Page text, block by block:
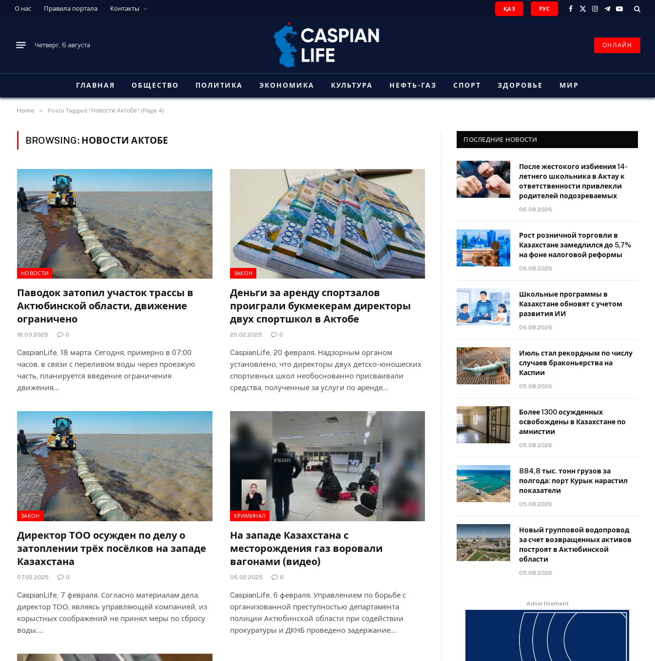
О нас Правила портала Контакты ҚАЗ РУС
Facebook
X
Instagram
Telegram
YouTube
Четверг, 6 августа ОНЛАЙН
ГЛАВНАЯ ОБЩЕСТВО ПОЛИТИКА ЭКОНОМИКА КУЛЬТУРА НЕФТЬ-ГАЗ СПОРТ ЗДОРОВЬЕ МИР
Home » Posts Tagged "Новости Актобе" (Page 4)
BROWSING: НОВОСТИ АКТОБЕ
НОВОСТИ
Паводок затопил участок трассы в
Актюбинской области, движение
ограничено
18.03.2025 0
CaspianLife, 18 марта. Сегодня, примерно в 07:00
часов, в связи с переливом воды через проезжую
часть, планируется введение ограничения
движения…
ЗАКОН
Деньги за аренду спортзалов
проиграли букмекерам директоры
двух спортшкол в Актобе
20.02.2025 0
CaspianLife, 20 февраля. Надзорным органом
установлено, что директоры двух детско-юношеских
спортивных школ необоснованно присваивали
средства, полученные за услуги по аренде…
ЗАКОН
Директор ТОО осужден по делу о
затоплении трёх посёлков на западе
Казахстана
07.02.2025 0
CaspianLife, 7 февраля. Согласно материалам дела,
директор ТОО, являясь управляющей компанией, из
корыстных соображений не принял меры по сбросу
воды.…
КРИМИНАЛ
На западе Казахстана с
месторождения газ воровали
вагонами (видео)
06.02.2025 0
CaspianLife, 6 февраля. Управлением по борьбе с
организованной преступностью департамента
полиции Актюбинской области при содействии
прокуратуры и ДКНБ проведено задержание…
ПОСЛЕДНИЕ НОВОСТИ
После жестокого избиения 14-
летнего школьника в Актау к
ответственности привлекли
родителей подозреваемых
06.08.2026
Рост розничной торговли в
Казахстане замедлился до 5,7%
на фоне налоговой реформы
06.08.2026
Школьные программы в
Казахстане обновят с учетом
развития ИИ
06.08.2026
Июль стал рекордным по числу
случаев браконьерства на
Каспии
05.08.2026
Более 1300 осужденных
освобождены в Казахстане по
амнистии
05.08.2026
884,8 тыс. тонн грузов за
полгода: порт Курык нарастил
показатели
05.08.2026
Новый групповой водопровод
за счет возвращенных активов
построят в Актюбинской
области
05.08.2026
Advertisement